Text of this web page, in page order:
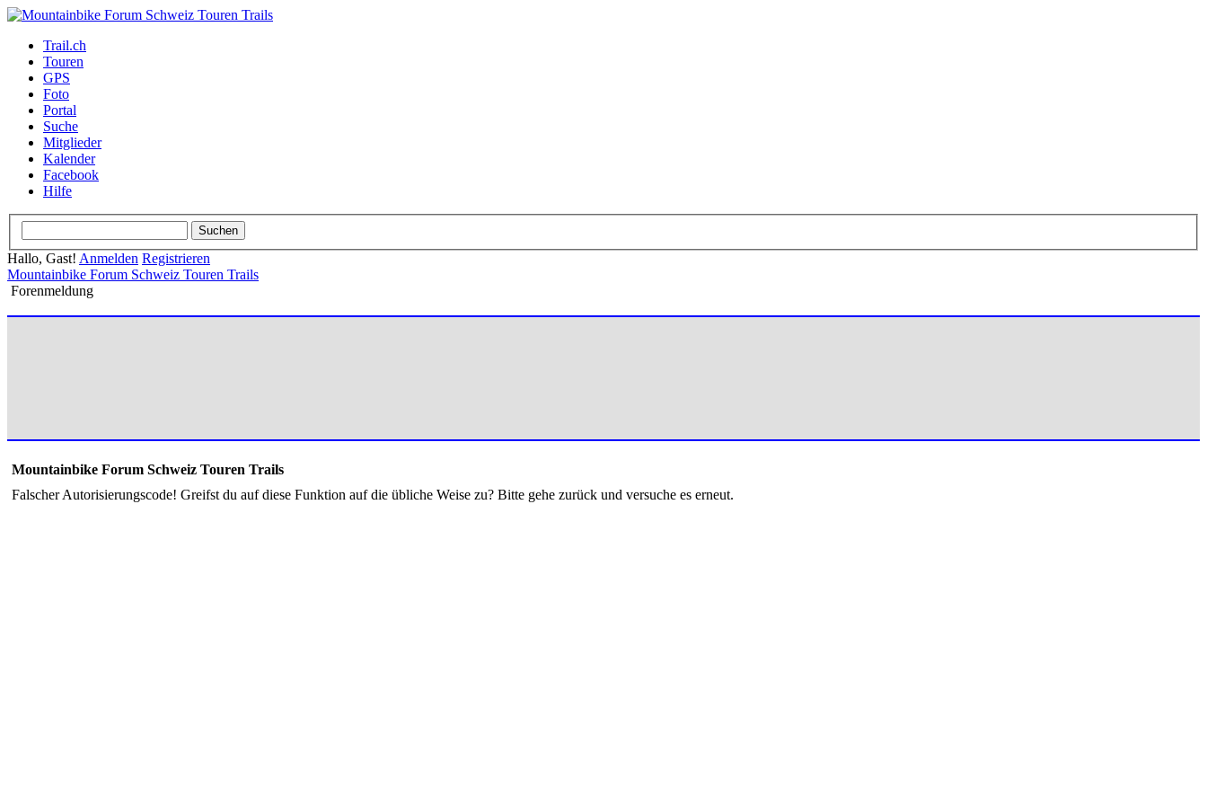
Trail.ch
Touren
GPS
Foto
Portal
Suche
Mitglieder
Kalender
Facebook
Hilfe
Hallo, Gast! Anmelden Registrieren
Mountainbike Forum Schweiz Touren Trails
Forenmeldung
Mountainbike Forum Schweiz Touren Trails
Falscher Autorisierungscode! Greifst du auf diese Funktion auf die übliche Weise zu? Bitte gehe zurück und versuche es erneut.